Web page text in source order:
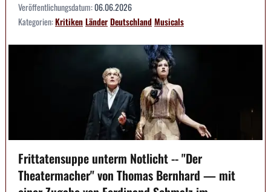
Veröffentlichungsdatum:06.06.2026
Kategorien:KritikenLänderDeutschlandMusicals
Frittatensuppe unterm Notlicht -- "Der
Theatermacher" von Thomas Bernhard — mit